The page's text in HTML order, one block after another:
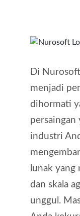
Di
menjadi
dihormati
persaingan
industri
lunak
dan skala
unggul.